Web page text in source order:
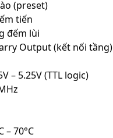
(preset)
tiến
đếm lùi
Output (kết nối tầng)
– 5.25V (TTL logic)
– 70°C